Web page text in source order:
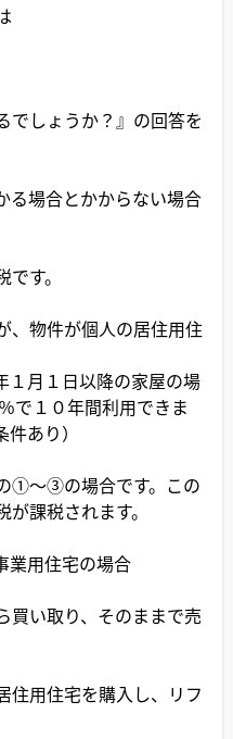
でしょうか？』の回答を
る場合とかからない場合
す。
、物件が個人の居住用住
１月１日以降の家屋の場
で１０年間利用できま
あり）
①～③の場合です。この
課税されます。
業用住宅の場合
い取り、そのままで売
用住宅を購入し、リフ